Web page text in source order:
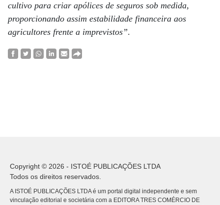
cultivo para criar apólices de seguros sob medida,
proporcionando assim estabilidade financeira aos
agricultores frente a imprevistos”.
Copyright © 2026 - ISTOÉ PUBLICAÇÕES LTDA
Todos os direitos reservados.
A ISTOÉ PUBLICAÇÕES LTDA é um portal digital independente e sem
vinculação editorial e societária com a EDITORA TRES COMÉRCIO DE